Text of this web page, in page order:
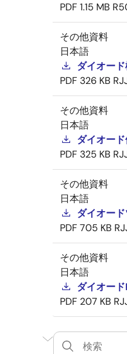
PDF 1.15 MB
その他資料
日本語
ダイオー
PDF 326 KB
その他資料
日本語
ダイオー
PDF 325 KB
その他資料
日本語
ダイオー
PDF 705 KB
その他資料
日本語
ダイオー
PDF 207 KB